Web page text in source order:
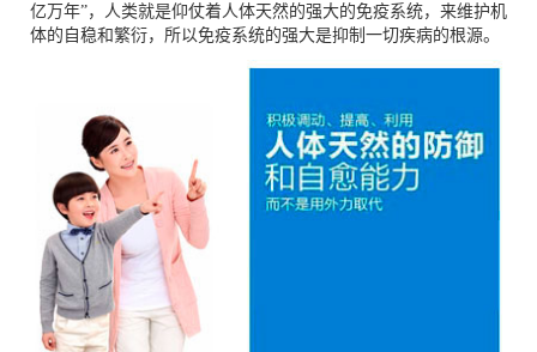
亿万年”，人类就是仰仗着人体天然的强大的免疫系统，来维护机
体的自稳和繁衍，所以免疫系统的强大是抑制一切疾病的根源。